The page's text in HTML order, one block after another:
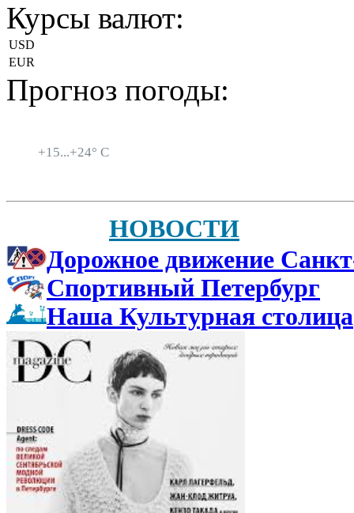
Курсы валют:
USD
EUR
Прогноз погоды:
+15...+24° C
НОВОСТИ
Дорожное движение
Спортивный Петербург
Наша Культурная столица